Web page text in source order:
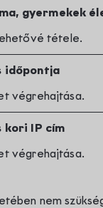
gyermekek
tétele.
időpontja
végrehajtása.
kori IP cím
végrehajtása.
nem